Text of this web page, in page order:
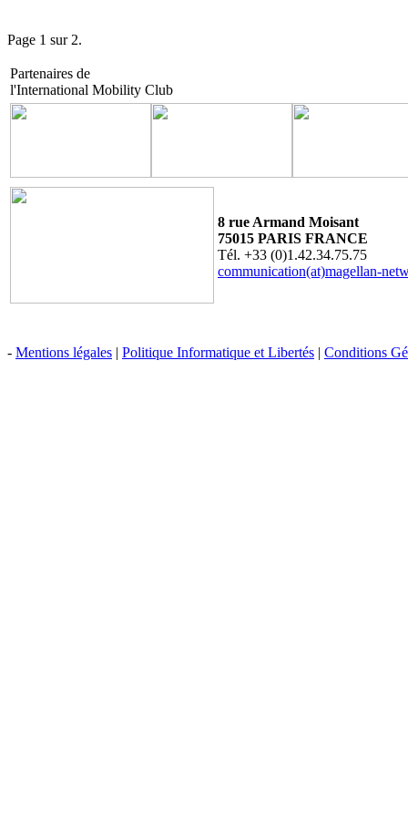
Page 1 sur 2.
Partenaires de
l'International Mobility Club
8 rue Armand Moisant
75015 PARIS FRANCE
Tél. +33 (0)1.42.34.75.75
communication(at)magellan-
- Mentions légales | Politique Informatique et Libertés | Conditions